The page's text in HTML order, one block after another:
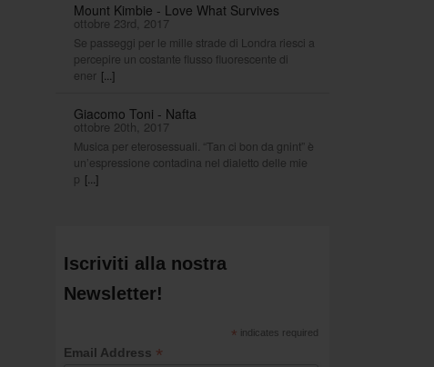
Mount Kimbie - Love What Survives
ottobre 23rd, 2017
Se passeggi per le mille strade di Londra riesci a
percepire un costante flusso fluorescente di
ener [...]
Giacomo Toni - Nafta
ottobre 20th, 2017
Musica per eterosessuali. “Tan ci bon da gnint” è
un’espressione contadina nel dialetto delle mie
p [...]
Iscriviti alla nostra
Newsletter!
* indicates required
Email Address *